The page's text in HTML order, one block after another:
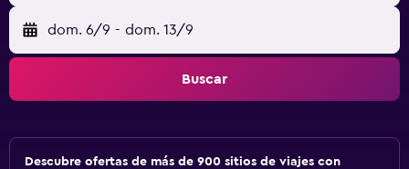
dom. 6/9 - dom. 13/9
Buscar
Descubre ofertas de más de 900 sitios de viajes con